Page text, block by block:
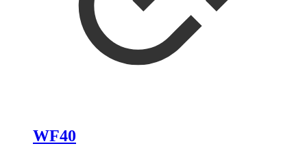
WF40